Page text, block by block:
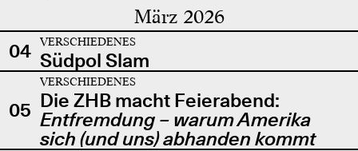
März 2026
04 VERSCHIEDENES
Südpol Slam
05
VERSCHIEDENES
Die ZHB macht Feierabend:
Entfremdung – warum Amerika
sich (und uns) abhanden kommt